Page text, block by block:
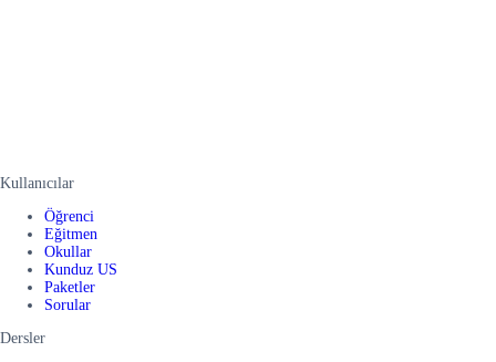
Kullanıcılar
Öğrenci
Eğitmen
Okullar
Kunduz US
Paketler
Sorular
Dersler